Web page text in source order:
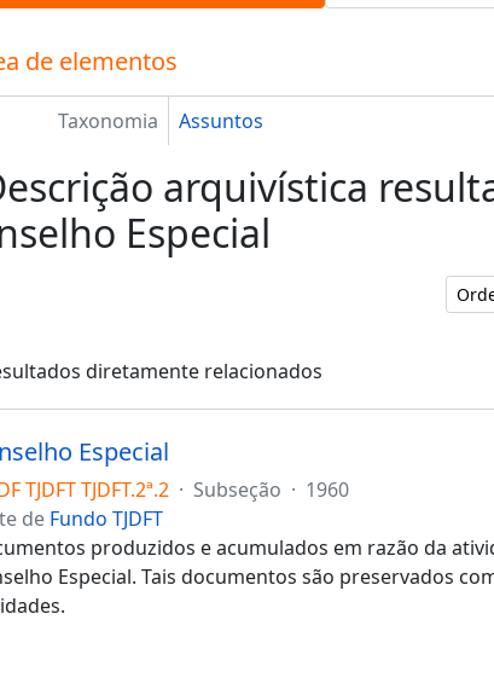
de elementos
Taxonomia Assuntos
arquivística
Especial
diretamente relacionados
Especial
TJDFT TJDFT.2ª.2 · Subseção · 1960
de Fundo TJDFT
produzidos e acumulados em razão da
Especial. Tais documentos são preservados